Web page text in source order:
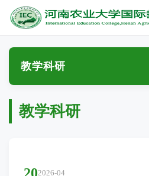
教学科研
教学科研
2026-04